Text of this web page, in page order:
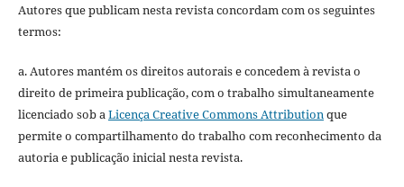
Autores que publicam nesta revista concordam com os seguintes
termos:
a. Autores mantém os direitos autorais e concedem à revista o
direito de primeira publicação, com o trabalho simultaneamente
licenciado sob aLicença Creative Commons Attributionque
permite o compartilhamento do trabalho com reconhecimento da
autoria e publicação inicial nesta revista.